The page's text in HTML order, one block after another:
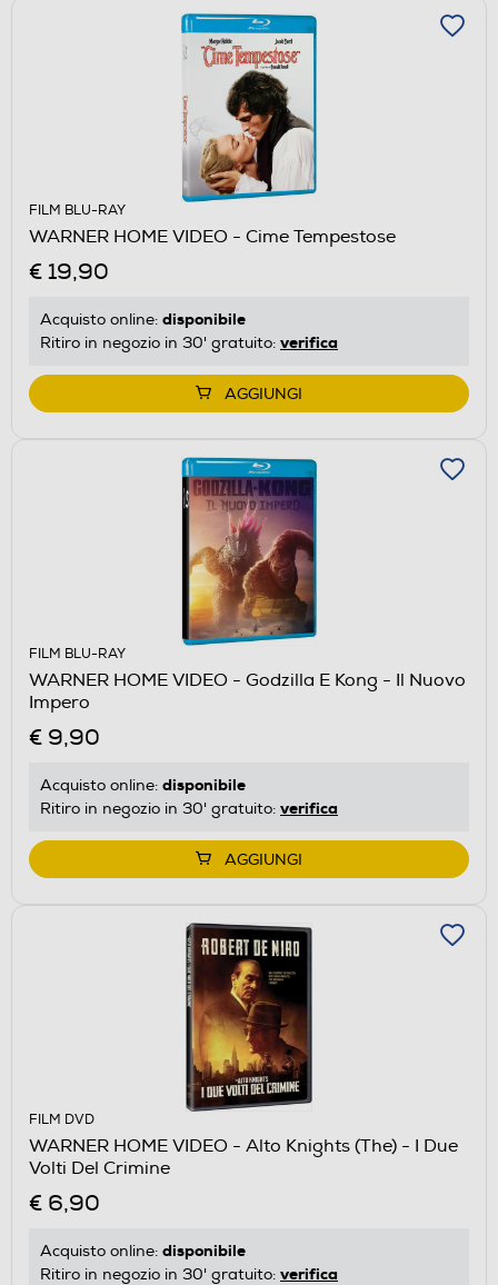
FILM BLU-RAY
WARNER HOME VIDEO - Cime Tempestose
€ 19,90
Acquisto online: disponibile
Ritiro in negozio in 30' gratuito: verifica
AGGIUNGI
FILM BLU-RAY
WARNER HOME VIDEO - Godzilla E Kong - Il Nuovo
Impero
€ 9,90
Acquisto online: disponibile
Ritiro in negozio in 30' gratuito: verifica
AGGIUNGI
FILM DVD
WARNER HOME VIDEO - Alto Knights (The) - I Due
Volti Del Crimine
€ 6,90
Acquisto online: disponibile
Ritiro in negozio in 30' gratuito: verifica